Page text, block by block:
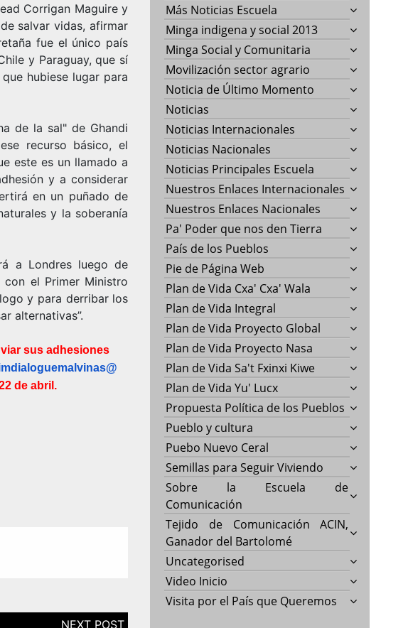
Corrigan Maguire y
salvar vidas, afirmar
fue el único país
y Paraguay, que sí
hubiese lugar para
de la sal" de Ghandi
recurso básico, el
este es un llamado a
y a considerar
en un puñado de
y la soberanía
a Londres luego de
el Primer Ministro
y para derribar los
alternativas”.
sus adhesiones
de abril.
Más Noticias Escuela
Minga indigena y social 2013
Minga Social y Comunitaria
Movilización sector agrario
Noticia de Último Momento
Noticias
Noticias Internacionales
Noticias Nacionales
Noticias Principales Escuela
Nuestros Enlaces Internacionales
Nuestros Enlaces Nacionales
Pa' Poder que nos den Tierra
País de los Pueblos
Pie de Página Web
Plan de Vida Cxa' Cxa' Wala
Plan de Vida Integral
Plan de Vida Proyecto Global
Plan de Vida Proyecto Nasa
Plan de Vida Sa't Fxinxi Kiwe
Plan de Vida Yu' Lucx
Propuesta Política de los Pueblos
Pueblo y cultura
Puebo Nuevo Ceral
Semillas para Seguir Viviendo
Sobre la Escuela de
Comunicación
Tejido de Comunicación ACIN,
Ganador del Bartolomé
Uncategorised
Video Inicio
Visita por el País que Queremos